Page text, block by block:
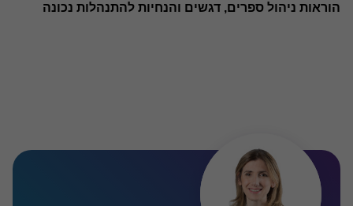
הוראות ניהול ספרים, דגשים והנחיות להתנהלות נכונה